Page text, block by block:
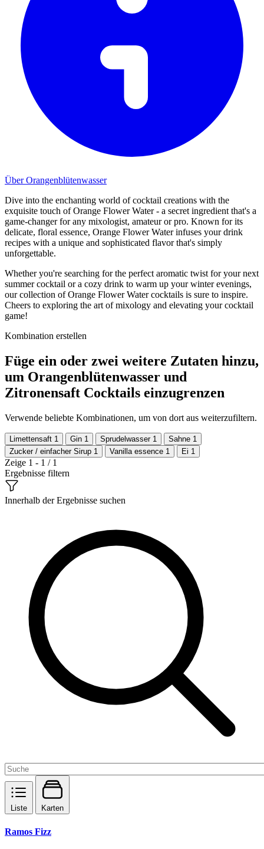
Über Orangenblütenwasser
Dive into the enchanting world of cocktail creations with the
exquisite touch of Orange Flower Water - a secret ingredient that's a
game-changer for any mixologist, amateur or pro. Known for its
delicate, floral essence, Orange Flower Water infuses your drink
recipes with a unique and sophisticated flavor that's simply
unforgettable.
Whether you're searching for the perfect aromatic twist for your next
summer cocktail or a cozy drink to warm up your winter evenings,
our collection of Orange Flower Water cocktails is sure to inspire.
Cheers to exploring the art of mixology and elevating your cocktail
game!
Kombination erstellen
Füge ein oder zwei weitere Zutaten hinzu,
um Orangenblütenwasser und
Zitronensaft Cocktails einzugrenzen
Verwende beliebte Kombinationen, um von dort aus weiterzufiltern.
Limettensaft 1 Gin 1 Sprudelwasser 1 Sahne 1
Zucker / einfacher Sirup 1 Vanilla essence 1 Ei 1
Zeige 1 - 1 / 1
Ergebnisse filtern
Innerhalb der Ergebnisse suchen
Liste Karten
Ramos Fizz